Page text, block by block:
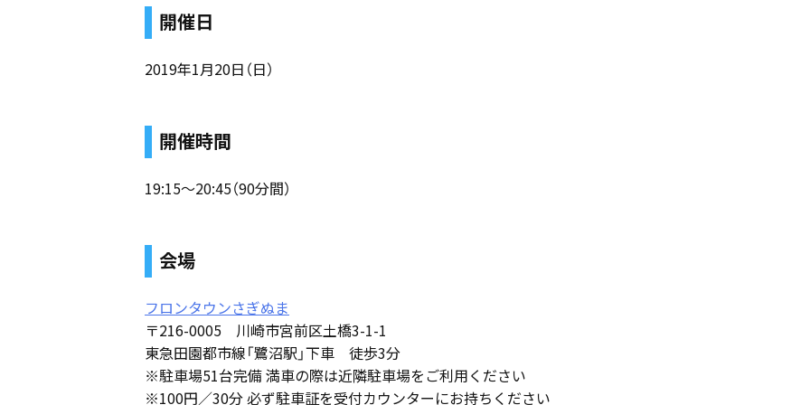
開催日
2019年1月20日（日）
開催時間
19:15～20:45（90分間）
会場
フロンタウンさぎぬま
〒216-0005 川崎市宮前区土橋3-1-1
東急田園都市線「鷺沼駅」下車 徒歩3分
※駐車場51台完備 満車の際は近隣駐車場をご利用ください
※100円／30分 必ず駐車証を受付カウンターにお持ちください